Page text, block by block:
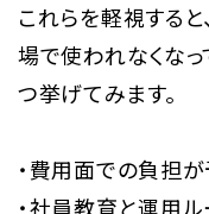
これらを軽視する
場で使われなくな
つ挙げてみます。
・費用面での負担
・社員教育と運用